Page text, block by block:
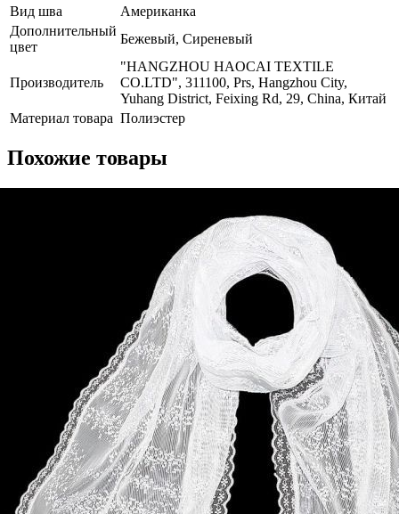
Вид шва
Американка
Дополнительный
цвет
Бежевый, Сиреневый
Производитель
"HANGZHOU HAOCAI TEXTILE
CO.LTD", 311100, Prs, Hangzhou City,
Yuhang District, Feixing Rd, 29, China, Китай
Материал товара Полиэстер
Похожие товары